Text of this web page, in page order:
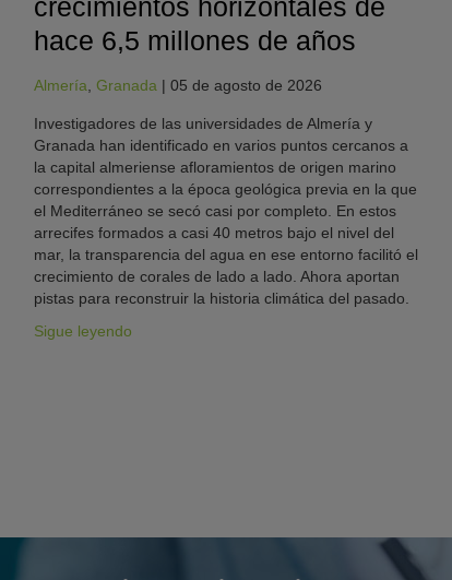
crecimientos horizontales de
hace 6,5 millones de años
Almería ,Granada |05 de agosto de 2026
Investigadores de las universidades de Almería y
Granada han identificado en varios puntos cercanos a
la capital almeriense afloramientos de origen marino
correspondientes a la época geológica previa en la que
el Mediterráneo se secó casi por completo. En estos
arrecifes formados a casi 40 metros bajo el nivel del
mar, la transparencia del agua en ese entorno facilitó el
crecimiento de corales de lado a lado. Ahora aportan
pistas para reconstruir la historia climática del pasado.
Sigue leyendo